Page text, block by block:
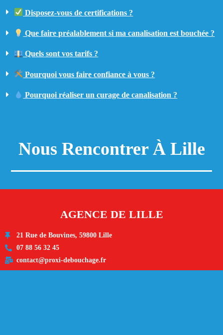
Disposez-vous de certifications ?
Que faire préalablement si ma canalisation est bouchée ?
Quels sont vos tarifs ?
Pourquoi vous faire confiance à vous ?
Pourquoi réaliser un curage de canalisation ?
Nous Rencontrer À Lille
AGENCE DE LILLE
21 Rue de Bouvines, 59800 Lille
07 88 56 32 45
contact@proxi-debouchage.fr